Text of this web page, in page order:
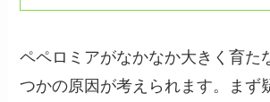
ペペロミアがなかなか大きく育た
つかの原因が考えられます。まず